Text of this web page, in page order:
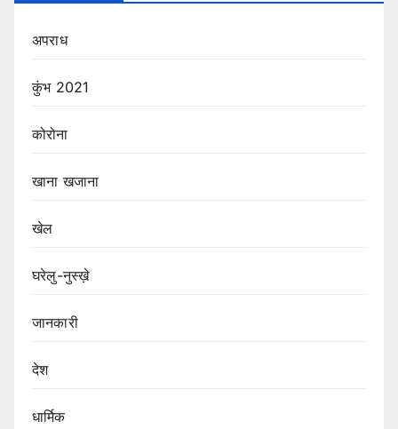
अपराध
कुंभ 2021
कोरोना
खाना खजाना
खेल
घरेलु-नुस्ख़े
जानकारी
देश
धार्मिक